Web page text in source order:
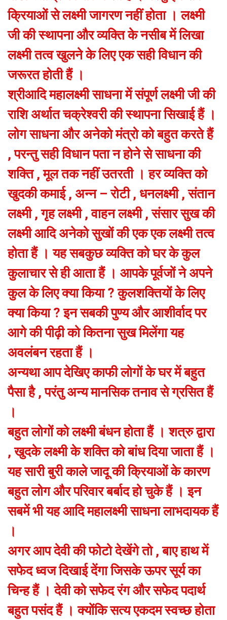
क्रियाओं से लक्ष्मी जागरण नहीं होता । लक्ष्मी
जी की स्थापना और व्यक्ति के नसीब में लिखा
लक्ष्मी तत्व खुलने के लिए एक सही विधान की
जरूरत होती हैं ।
श्रीआदि महालक्ष्मी साधना में संपूर्ण लक्ष्मी जी की
राशि अर्थात चक्रेश्वरी की स्थापना सिखाई हैं ।
लोग साधना और अनेको मंत्रो को बहुत करते हैं
, परन्तु सही विधान पता न होने से साधना की
शक्ति , मूल तक नहीं उतरती । हर व्यक्ति को
खुदकी कमाई , अन्न – रोटी , धनलक्ष्मी , संतान
लक्ष्मी , गृह लक्ष्मी , वाहन लक्ष्मी , संसार सुख की
लक्ष्मी आदि अनेको सुखों की एक एक लक्ष्मी तत्व
होता हैं । यह सबकुछ व्यक्ति को घर के कुल
कुलाचार से ही आता हैं । आपके पूर्वजों ने अपने
कुल के लिए क्या किया ? कुलशक्तियों के लिए
क्या किया ? इन सबकी पुण्य और आशीर्वाद पर
आगे की पीढ़ी को कितना सुख मिलेंगा यह
अवलंबन रहता हैं ।
अन्यथा आप देखिए काफी लोगों के घर में बहुत
पैसा है , परंतु अन्य मानसिक तनाव से ग्रसित हैं
।
बहुत लोगों को लक्ष्मी बंधन होता हैं । शत्रु द्वारा
, खुदके लक्ष्मी के शक्ति को बांध दिया जाता हैं ।
यह सारी बुरी काले जादू की क्रियाओं के कारण
बहुत लोग और परिवार बर्बाद हो चुके हैं । इन
सबमें भी यह आदि महालक्ष्मी साधना लाभदायक हैं
।
अगर आप देवी की फोटो देखेंगे तो , बाए हाथ में
सफेद ध्वज दिखाई देंगा जिसके ऊपर सूर्य का
चिन्ह हैं । देवी को सफेद रंग और सफेद पदार्थ
बहुत पसंद हैं । क्योंकि सत्य एकदम स्वच्छ होता